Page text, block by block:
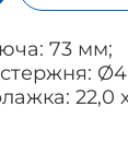
73 мм;
22,0